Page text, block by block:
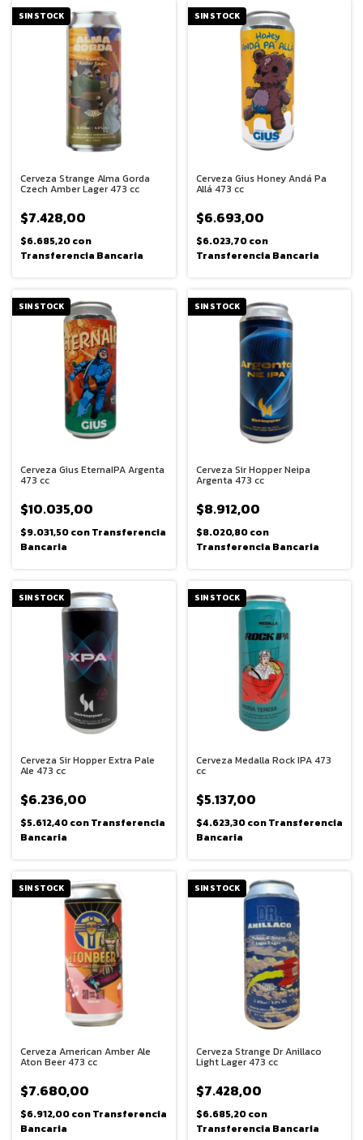
SIN STOCK
Cerveza Strange Alma Gorda
Czech Amber Lager 473 cc
$7.428,00
$6.685,20con
Transferencia Bancaria
SIN STOCK
Cerveza Gius Honey Andá Pa
Allá 473 cc
$6.693,00
$6.023,70con
Transferencia Bancaria
SIN STOCK
Cerveza Gius EternaIPA Argenta
473 cc
$10.035,00
$9.031,50conTransferencia
Bancaria
SIN STOCK
Cerveza Sir Hopper Neipa
Argenta 473 cc
$8.912,00
$8.020,80con
Transferencia Bancaria
SIN STOCK
Cerveza Sir Hopper Extra Pale
Ale 473 cc
$6.236,00
$5.612,40conTransferencia
Bancaria
SIN STOCK
Cerveza Medalla Rock IPA 473
cc
$5.137,00
$4.623,30conTransferencia
Bancaria
SIN STOCK
Cerveza American Amber Ale
Aton Beer 473 cc
$7.680,00
$6.912,00conTransferencia
Bancaria
SIN STOCK
Cerveza Strange Dr Anillaco
Light Lager 473 cc
$7.428,00
$6.685,20con
Transferencia Bancaria